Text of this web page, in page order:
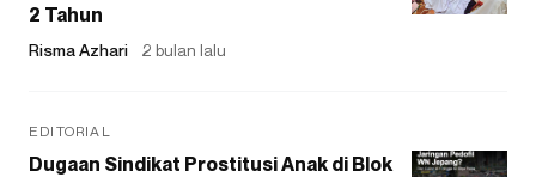
2 Tahun
Risma Azhari 2 bulan lalu
EDITORIAL
Dugaan Sindikat Prostitusi Anak di Blok